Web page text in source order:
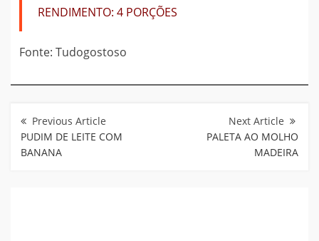
RENDIMENTO: 4 PORÇÕES
Fonte: Tudogostoso
de
Post
PUDIM DE LEITE COM
BANANA
PALETA AO MOLHO
MADEIRA